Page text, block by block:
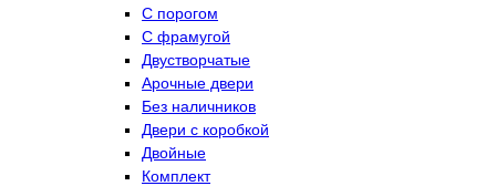
С порогом
С фрамугой
Двустворчатые
Арочные двери
Без наличников
Двери с коробкой
Двойные
Комплект